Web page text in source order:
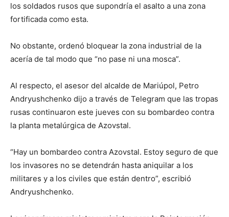
los soldados rusos que supondría el asalto a una zona
fortificada como esta.
No obstante, ordenó bloquear la zona industrial de la
acería de tal modo que “no pase ni una mosca”.
Al respecto, el asesor del alcalde de Mariúpol, Petro
Andryushchenko dijo a través de Telegram que las tropas
rusas continuaron este jueves con su bombardeo contra
la planta metalúrgica de Azovstal.
“Hay un bombardeo contra Azovstal. Estoy seguro de que
los invasores no se detendrán hasta aniquilar a los
militares y a los civiles que están dentro”, escribió
Andryushchenko.